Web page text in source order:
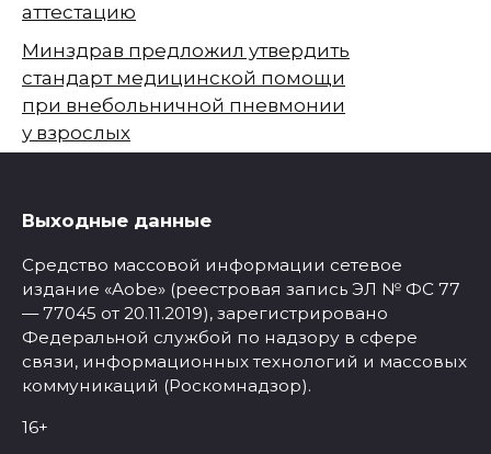
аттестацию
Минздрав предложил утвердить
стандарт медицинской помощи
при внебольничной пневмонии
у взрослых
Выходные данные
Средство массовой информации сетевое
издание «Aobe» (реестровая запись ЭЛ № ФС 77
— 77045 от 20.11.2019), зарегистрировано
Федеральной службой по надзору в сфере
связи, информационных технологий и массовых
коммуникаций (Роскомнадзор).
16+